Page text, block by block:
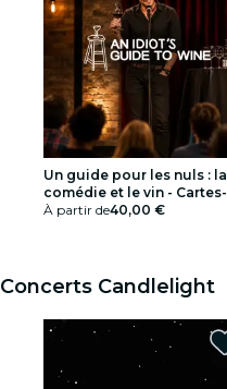
Un guide pour les nuls : la
comédie et le vin - Cartes-
cadeaux
À partir de40,00 €
Concerts Candlelight